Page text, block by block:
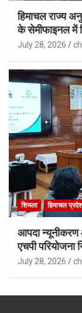
हिमाचल राज्य
के सेमीफाइनल में
July 28, 2026
शिमला हिमाचल
आपदा न्यूनीकरण
एचपी
July 28, 2026